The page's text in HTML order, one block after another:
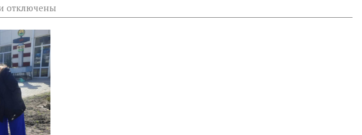
к
записи
В
Зверево
прошла
эколого-
географическая
викторина
отключены